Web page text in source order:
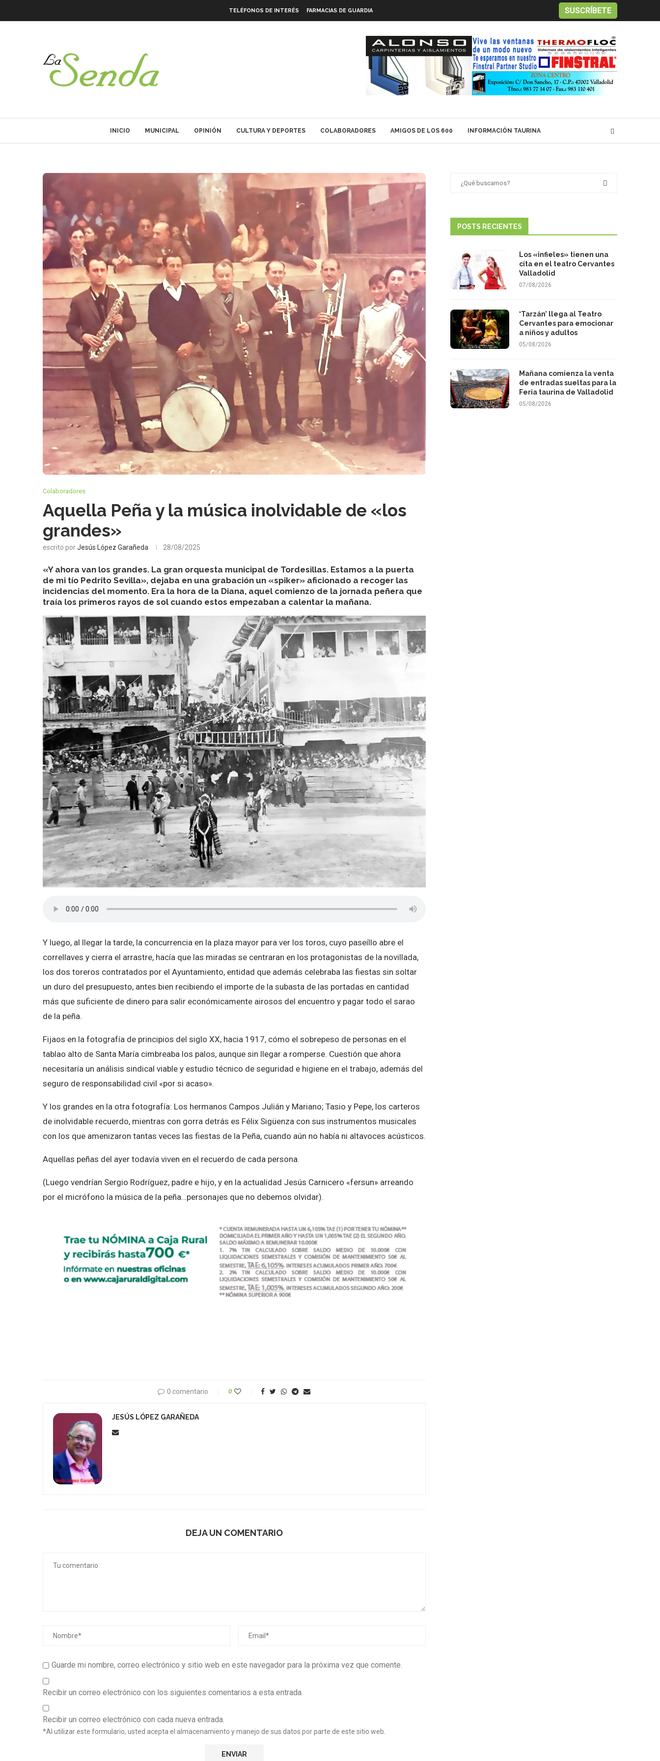
TELÉFONOS DE INTERÉS FARMACIAS DE GUARDIA SUSCRÍBETE
INICIO MUNICIPAL OPINIÓN CULTURA Y DEPORTES COLABORADORES AMIGOS DE LOS 600 INFORMACIÓN TAURINA
Colaboradores
Aquella Peña y la música inolvidable de «los
grandes»
escrito porJesús López Garañeda 28/08/2025
«Y ahora van los grandes. La gran orquesta municipal de Tordesillas. Estamos a la puerta
de mi tío Pedrito Sevilla», dejaba en una grabación un «spiker» aficionado a recoger las
incidencias del momento. Era la hora de la Diana, aquel comienzo de la jornada peñera que
traía los primeros rayos de sol cuando estos empezaban a calentar la mañana.
Y luego, al llegar la tarde, la concurrencia en la plaza mayor para ver los toros, cuyo paseíllo abre el
correllaves y cierra el arrastre, hacía que las miradas se centraran en los protagonistas de la novillada,
los dos toreros contratados por el Ayuntamiento, entidad que además celebraba las fiestas sin soltar
un duro del presupuesto, antes bien recibiendo el importe de la subasta de las portadas en cantidad
más que suficiente de dinero para salir económicamente airosos del encuentro y pagar todo el sarao
de la peña.
Fijaos en la fotografía de principios del siglo XX, hacia 1917, cómo el sobrepeso de personas en el
tablao alto de Santa María cimbreaba los palos, aunque sin llegar a romperse. Cuestión que ahora
necesitaría un análisis sindical viable y estudio técnico de seguridad e higiene en el trabajo, además del
seguro de responsabilidad civil «por si acaso».
Y los grandes en la otra fotografía: Los hermanos Campos Julián y Mariano; Tasio y Pepe, los carteros
de inolvidable recuerdo, mientras con gorra detrás es Félix Sigüenza con sus instrumentos musicales
con los que amenizaron tantas veces las fiestas de la Peña, cuando aún no había ni altavoces acústicos.
Aquellas peñas del ayer todavía viven en el recuerdo de cada persona.
(Luego vendrían Sergio Rodríguez, padre e hijo, y en la actualidad Jesús Carnicero «fersun» arreando
por el micrófono la música de la peña…personajes que no debemos olvidar).
0 comentario 0
JESÚS LÓPEZ GARAÑEDA
DEJA UN COMENTARIO
Guarde mi nombre, correo electrónico y sitio web en este navegador para la próxima vez que comente.
Recibir un correo electrónico con los siguientes comentarios a esta entrada.
Recibir un correo electrónico con cada nueva entrada.
*Al utilizar este formulario, usted acepta el almacenamiento y manejo de sus datos por parte de este sitio web.
POSTS RECIENTES
Los «infieles» tienen una
cita en el teatro Cervantes
Valladolid
07/08/2026
‘Tarzán’ llega al Teatro
Cervantes para emocionar
a niños y adultos
05/08/2026
Mañana comienza la venta
de entradas sueltas para la
Feria taurina de Valladolid
05/08/2026